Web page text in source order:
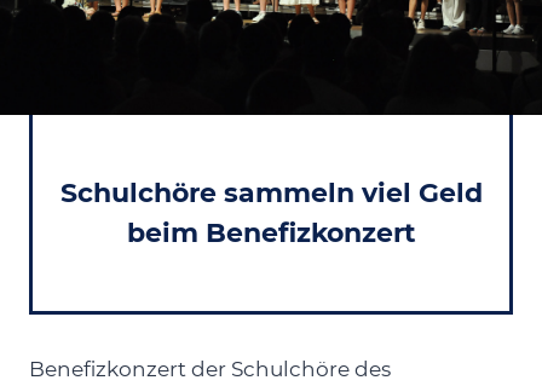
Schulchöre sammeln viel Geld
beim Benefizkonzert
Benefizkonzert der Schulchöre des